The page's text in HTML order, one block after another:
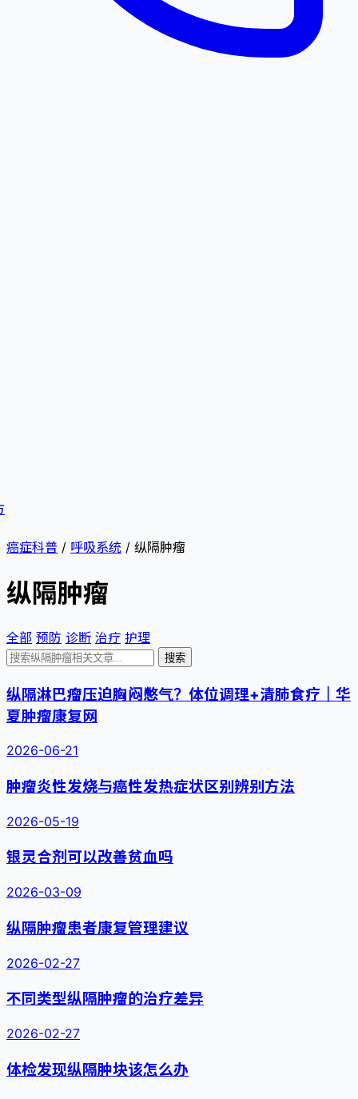
癌症科普 / 呼吸系统 / 纵隔肿瘤
纵隔肿瘤
全部 预防 诊断 治疗 护理
搜索
纵隔淋巴瘤压迫胸闷憋气？体位调理+清肺食疗｜华
夏肿瘤康复网
2026-06-21
肿瘤炎性发烧与癌性发热症状区别辨别方法
2026-05-19
银灵合剂可以改善贫血吗
2026-03-09
纵隔肿瘤患者康复管理建议
2026-02-27
不同类型纵隔肿瘤的治疗差异
2026-02-27
体检发现纵隔肿块该怎么办